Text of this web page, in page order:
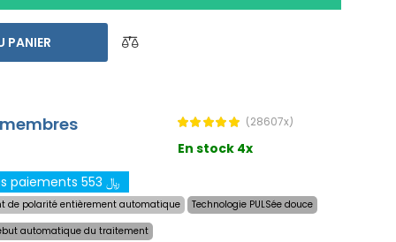
une livraison express dans le monde entier et
en cas d`insatisfaction
PANIER
(28607x)
En stock 4x
Formulaire de fractionnement des paiements 553 ﷼
de polarité entièrement automatique
Technologie PULSée douce
automatique du traitement